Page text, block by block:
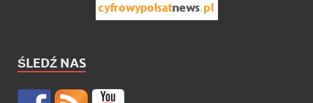
ŚLEDŹ NAS